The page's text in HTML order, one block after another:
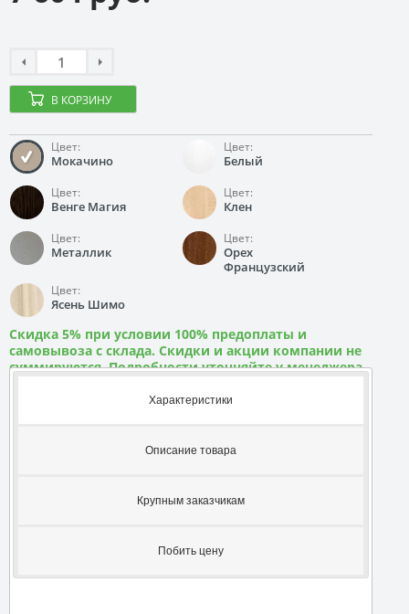
В КОРЗИНУ
Цвет:
Мокачино
Цвет:
Белый
Цвет:
Венге Магия
Цвет:
Клен
Цвет:
Металлик
Цвет:
Орех
Французский
Цвет:
Ясень Шимо
Скидка 5% при условии 100% предоплаты и
самовывоза с склада. Скидки и акции компании не
суммируются. Подробности уточняйте у менеджера
Характеристики
Описание товара
Крупным заказчикам
Побить цену